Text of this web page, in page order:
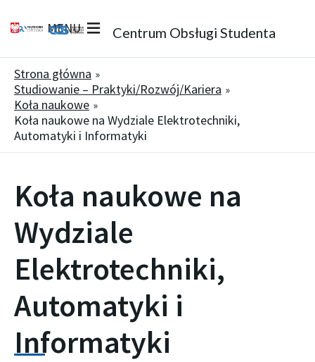
Centrum Obsługi Studenta
MENU
Strona główna
Studiowanie – Praktyki/Rozwój/Kariera
Koła naukowe
Koła naukowe na Wydziale Elektrotechniki,
Automatyki i Informatyki
Koła naukowe na
Wydziale
Elektrotechniki,
Automatyki i
Informatyki